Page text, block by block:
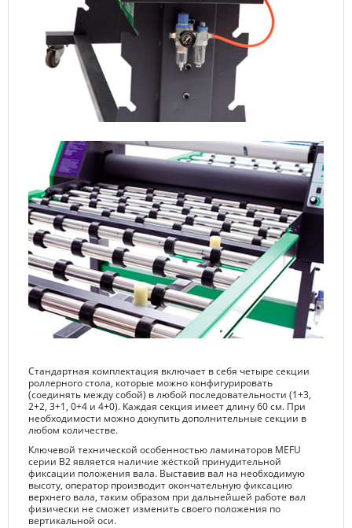
Стандартная комплектация включает в себя четыре секции
роллерного стола, которые можно конфигурировать
(соединять между собой) в любой последовательности (1+3,
2+2, 3+1, 0+4 и 4+0). Каждая секция имеет длину 60 см. При
необходимости можно докупить дополнительные секции в
любом количестве.
Ключевой технической особенностью ламинаторов MEFU
серии В2 является наличие жёсткой принудительной
фиксации положения вала. Выставив вал на необходимую
высоту, оператор производит окончательную фиксацию
верхнего вала, таким образом при дальнейшей работе вал
физически не сможет изменить своего положения по
вертикальной оси.